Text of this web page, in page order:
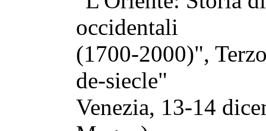
occidentali
(1700-2000)",
de-siecle"
Venezia, 13-14